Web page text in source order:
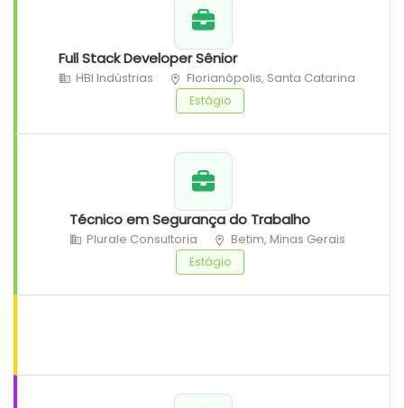
Full Stack Developer Sênior
HBI Indústrias Florianópolis, Santa Catarina
Estágio
Técnico em Segurança do Trabalho
Plurale Consultoria Betim, Minas Gerais
Estágio